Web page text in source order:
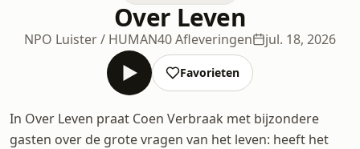
Over Leven
NPO Luister / HUMAN40 Afleveringen jul. 18, 2026
Favorieten
In Over Leven praat Coen Verbraak met bijzondere
gasten over de grote vragen van het leven: heeft het